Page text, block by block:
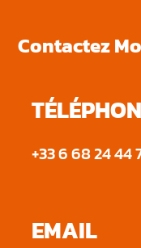
Contactez
+33 6 68 24 44
EMAIL